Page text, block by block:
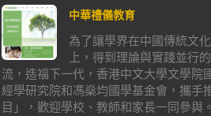
中華禮儀教育
為了讓學界在中國傳統文
上，得到理論與實踐並行
流，造福下一代，香港中文大學文學院
經學研究院和馮燊均國學基金會，攜手
目」，歡迎學校、教師和家長一同參與。